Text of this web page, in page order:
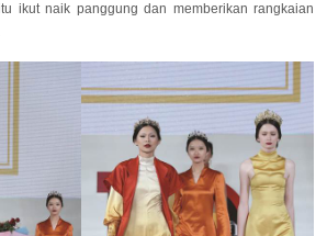
ikut naik panggung dan memberikan rangkaian